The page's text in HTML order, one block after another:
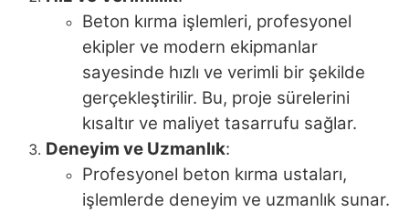
Beton kırma işlemleri, profesyonel
ekipler ve modern ekipmanlar
sayesinde hızlı ve verimli bir şekilde
gerçekleştirilir. Bu, proje sürelerini
kısaltır ve maliyet tasarrufu sağlar.
Deneyim ve Uzmanlık:
Profesyonel beton kırma ustaları,
işlemlerde deneyim ve uzmanlık sunar.